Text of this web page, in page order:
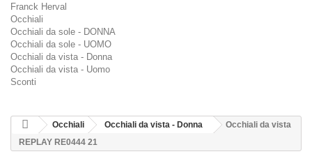
Franck Herval
Occhiali
Occhiali da sole - DONNA
Occhiali da sole - UOMO
Occhiali da vista - Donna
Occhiali da vista - Uomo
Sconti
Occhiali Occhiali da vista - Donna
Occhiali da vista
REPLAY RE0444 21